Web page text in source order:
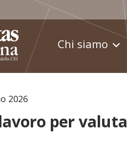
Chi siamo
2026
per